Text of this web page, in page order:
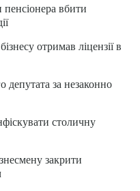
пенсіонера вбити
отримав ліцензії в
депутата за незаконно
столичну
закрити